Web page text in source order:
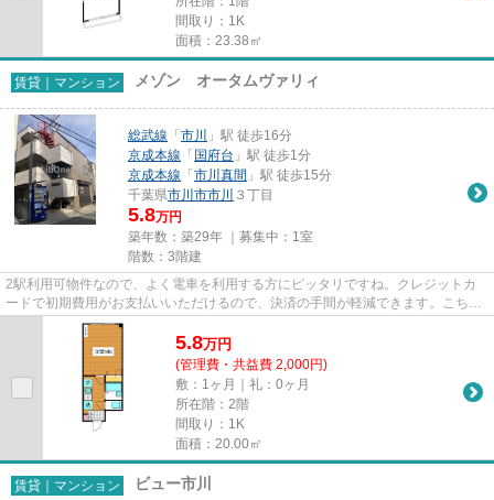
間取り：1K
面積：23.38㎡
賃貸｜マンション メゾン オータムヴァリィ
総武線 「 市川
」駅 徒歩16分
京成本線 「 国府台 」駅 徒歩1分
京成本線 「 市川真間 」駅 徒歩15分
千葉県市川市市川 ３丁目
5.8万円
築年数：築29年 ｜募集中： 1室
階数：3階建
2駅利用可物件なので、よく電車を利用する方にピッタリですね。クレジットカ
ードで初期費用がお支払いいただけるので、決済の手間が軽減できます。こちら
はマンションタイプになります...
5.8万円
(管理費・共益費 2,000円)
敷：1ヶ月｜礼：0ヶ月
所在階：2階
間取り：1K
面積：20.00㎡
賃貸｜マンション ビュー市川